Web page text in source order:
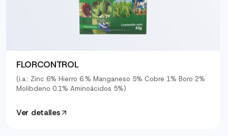
FLORCONTROL
(i.a.: Zinc 6% Hierro 6.% Manganeso 5% Cobre 1% Boro 2%
Molibdeno 0.1% Aminoácidos 5%)
Ver detalles